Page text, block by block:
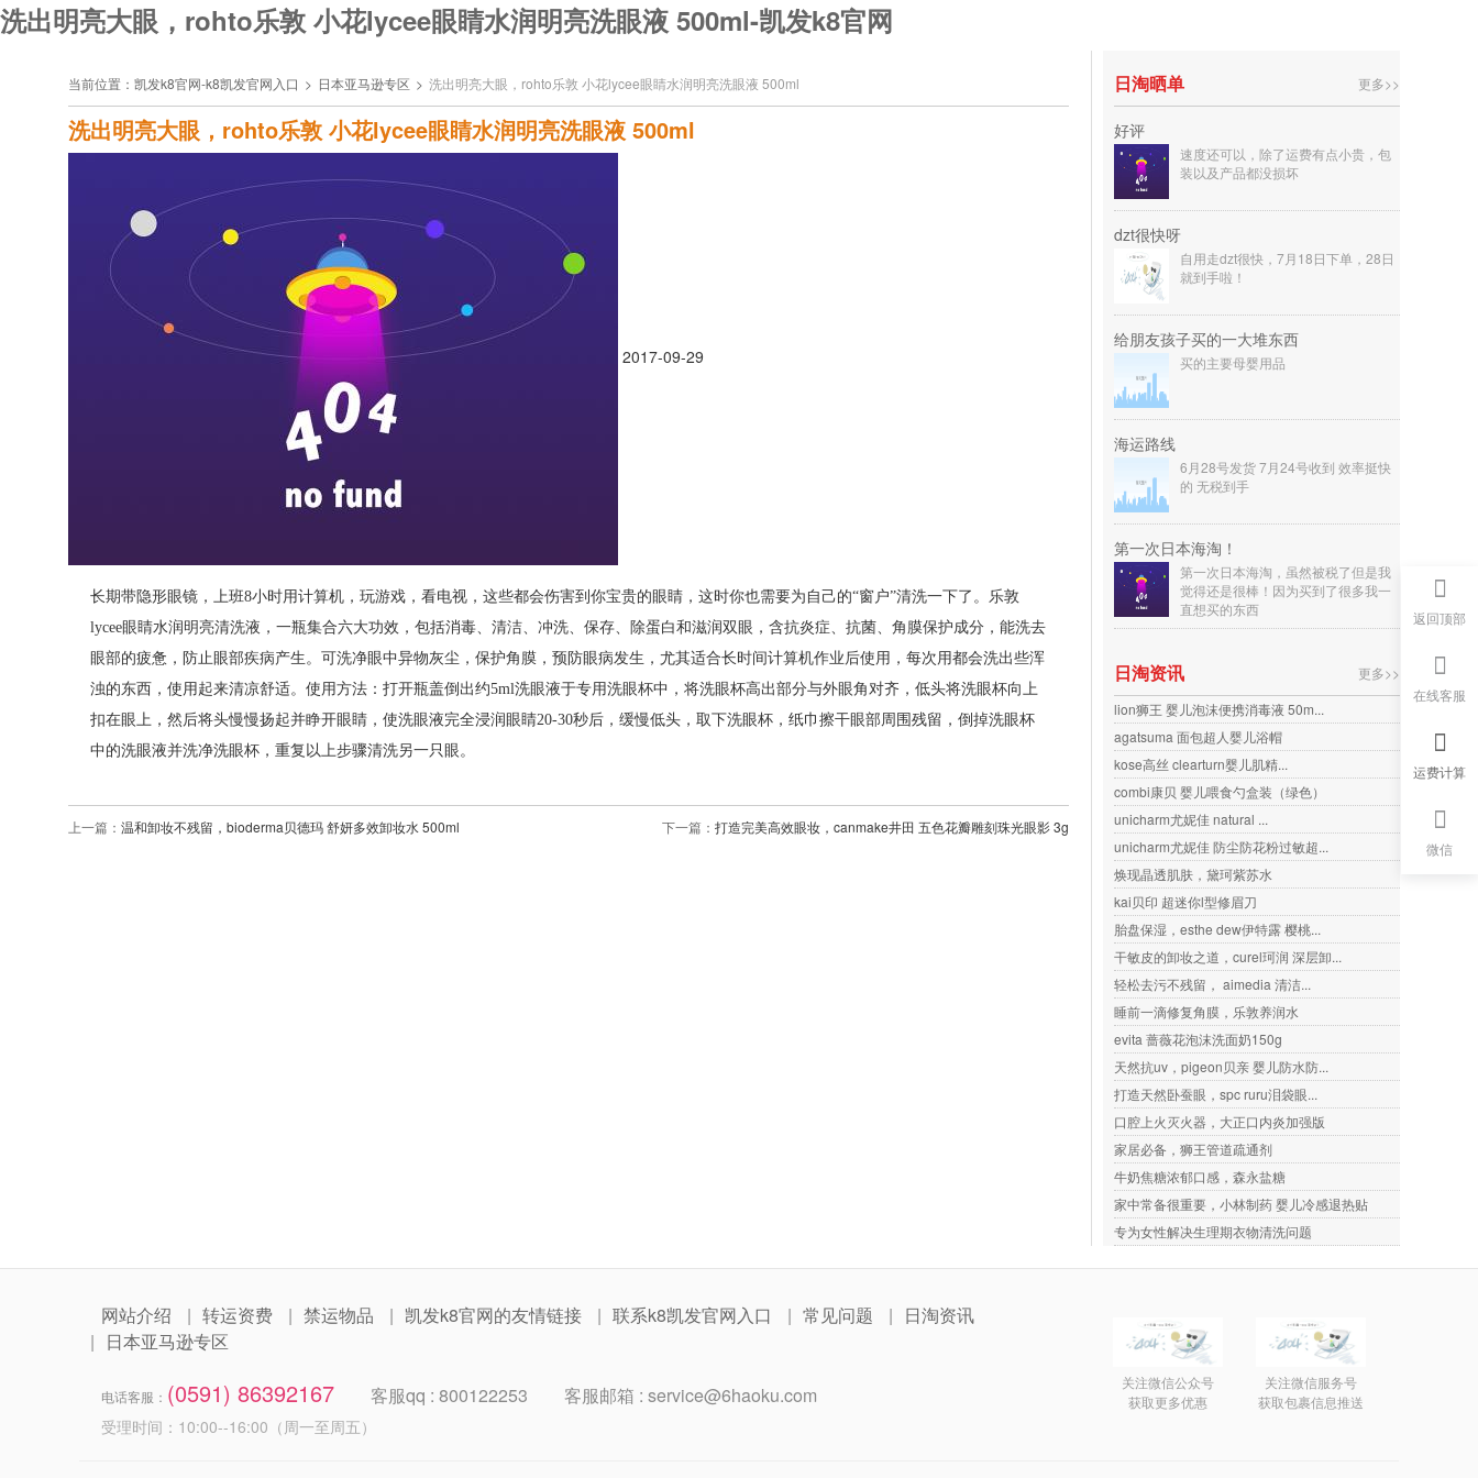
洗出明亮大眼，rohto乐敦 小花lycee眼睛水润明亮洗眼液 500ml-凯发k8官网
当前位置： 凯发k8官网-k8凯发官网入口 > 日本亚马逊专区 > 洗出明亮大眼，rohto乐敦 小花lycee眼睛水润明亮洗眼液 500ml
洗出明亮大眼，rohto乐敦 小花lycee眼睛水润明亮洗眼液 500ml
2017-09-29
长期带隐形眼镜，上班8小时用计算机，玩游戏，看电视，这些都会伤害到你宝贵的眼睛，这时你也需要为自己的“窗户”清洗一下了。乐敦
lycee眼睛水润明亮清洗液，一瓶集合六大功效，包括消毒、清洁、冲洗、保存、除蛋白和滋润双眼，含抗炎症、抗菌、角膜保护成分，能洗去
眼部的疲惫，防止眼部疾病产生。可洗净眼中异物灰尘，保护角膜，预防眼病发生，尤其适合长时间计算机作业后使用，每次用都会洗出些浑
浊的东西，使用起来清凉舒适。使用方法：打开瓶盖倒出约5ml洗眼液于专用洗眼杯中，将洗眼杯高出部分与外眼角对齐，低头将洗眼杯向上
扣在眼上，然后将头慢慢扬起并睁开眼睛，使洗眼液完全浸润眼睛20-30秒后，缓慢低头，取下洗眼杯，纸巾擦干眼部周围残留，倒掉洗眼杯
中的洗眼液并洗净洗眼杯，重复以上步骤清洗另一只眼。
上一篇： 温和卸妆不残留，bioderma贝德玛 舒妍多效卸妆水 500ml 下一篇： 打造完美高效眼妆，canmake井田 五色花瓣雕刻珠光眼影 3g
日淘晒单 更多>>
好评
速度还可以，除了运费有点小贵，包
装以及产品都没损坏
dzt很快呀
自用走dzt很快，7月18日下单，28日
就到手啦！
给朋友孩子买的一大堆东西
买的主要母婴用品
海运路线
6月28号发货 7月24号收到 效率挺快
的 无税到手
第一次日本海淘！
第一次日本海淘，虽然被税了但是我
觉得还是很棒！因为买到了很多我一
直想买的东西
日淘资讯
更多>>
lion狮王 婴儿泡沫便携消毒液 50m...
agatsuma 面包超人婴儿浴帽
kose高丝 clearturn婴儿肌精...
combi康贝 婴儿喂食勺盒装（绿色）
unicharm尤妮佳 natural ...
unicharm尤妮佳 防尘防花粉过敏超...
焕现晶透肌肤，黛珂紫苏水
kai贝印 超迷你l型修眉刀
胎盘保湿，esthe dew伊特露 樱桃...
干敏皮的卸妆之道，curel珂润 深层卸...
轻松去污不残留， aimedia 清洁...
睡前一滴修复角膜，乐敦养润水
evita 蔷薇花泡沫洗面奶150g
天然抗uv，pigeon贝亲 婴儿防水防...
打造天然卧蚕眼，spc ruru泪袋眼...
口腔上火灭火器，大正口内炎加强版
家居必备，狮王管道疏通剂
牛奶焦糖浓郁口感，森永盐糖
家中常备很重要，小林制药 婴儿冷感退热贴
专为女性解决生理期衣物清洗问题
网站介绍 转运资费 禁运物品 凯发k8官网的友情链接 联系k8凯发官网入口 常见问题
日淘资讯
日本亚马逊专区
电话客服： (0591) 86392167 客服qq : 800122253 客服邮箱 : service@6haoku.com
受理时间：10:00--16:00（周一至周五）
关注微信公众号
获取更多优惠
关注微信服务号
获取包裹信息推送
返回顶部
在线客服
运费计算
微信